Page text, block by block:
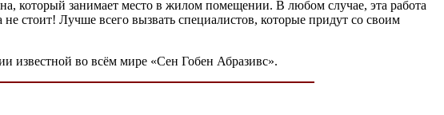
который занимает место в жилом помещении. В любом случае, эта работа
стоит! Лучше всего вызвать специалистов, которые придут со своим
известной во всём мире «Сен Гобен Абразивс».